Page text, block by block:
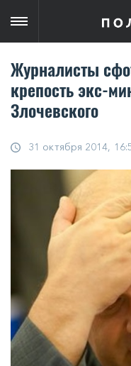
Журналисты
крепость экс-
Злочевского
31 октября 2014,